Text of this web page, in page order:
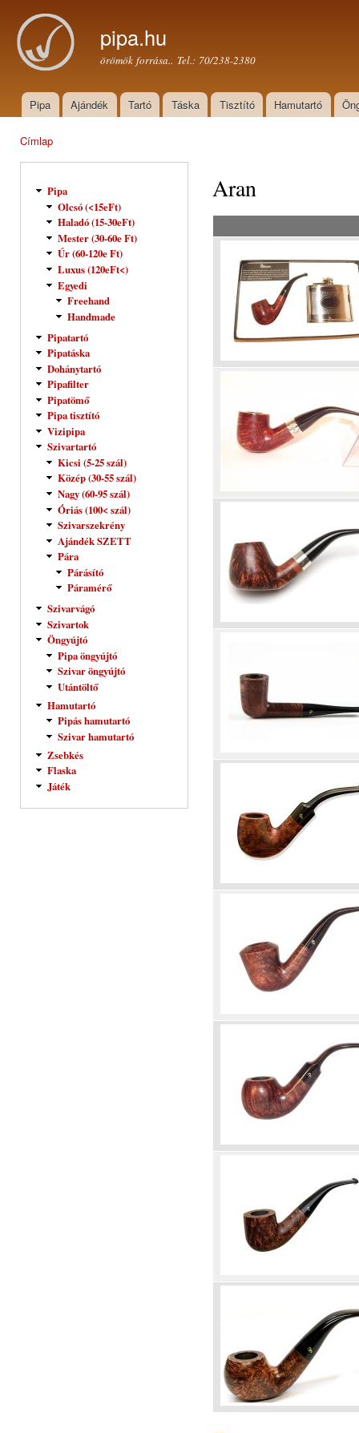
pipa.hu
örömök forrása.. Tel.: 70/238-2380
Főmenü
Pipa Ajándék Tartó Táska Tisztító Hamutartó
Címlap
Pipa
Olcsó (<15eFt)
Haladó (15-30eFt)
Mester (30-60e Ft)
Úr (60-120e Ft)
Luxus (120eFt<)
Egyedi
Freehand
Handmade
Pipatartó
Pipatáska
Dohánytartó
Pipafilter
Pipatömő
Pipa tisztító
Vizipipa
Szivartartó
Kicsi (5-25 szál)
Közép (30-55 szál)
Nagy (60-95 szál)
Óriás (100< szál)
Szivarszekrény
Ajándék SZETT
Pára
Párásító
Páramérő
Szivarvágó
Szivartok
Öngyújtó
Pipa öngyújtó
Szivar öngyújtó
Utántöltő
Hamutartó
Pipás hamutartó
Szivar hamutartó
Zsebkés
Flaska
Játék
Aran